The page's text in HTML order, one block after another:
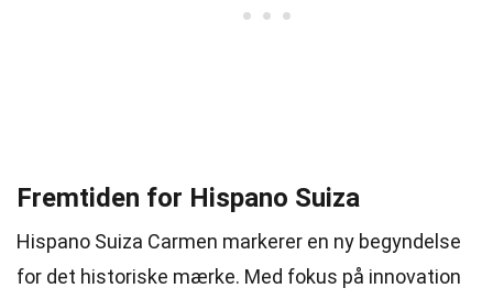
Fremtiden for Hispano Suiza
Hispano Suiza Carmen markerer en ny begyndelse
for det historiske mærke. Med fokus på innovation